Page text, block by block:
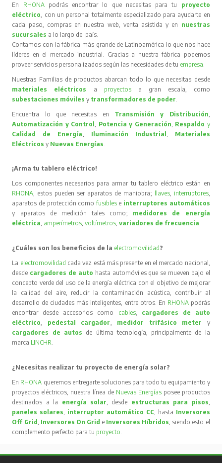
En RHONA podrás encontrar lo que necesitas para tu proyecto
eléctrico , con un personal totalmente especializado para ayudarte en
cada paso, compras en nuestra web, venta asistida y en nuestras
sucursales a lo largo del país.
Contamos con la fábrica más grande de Latinoamérica lo que nos hace
líderes en el mercado industrial. Gracias a nuestra fábrica podemos
proveer servicios personalizados según las necesidades de tu empresa
Nuestras Familias de productos abarcan todo lo que necesitas desde
materiales eléctricos
a proyectos
a gran escala, como
subestaciones móvilesy transformadores de poder
Encuentra lo que necesitas en Transmisión y Distribución
Automatización y Control
Potencia y Generación Respaldo y
Calidad de Energía
Iluminación Industrial
Materiales
Eléctricos y Nuevas Energías
¡Arma tu tablero eléctrico!
Los componentes necesarios para armar tu tablero eléctrico están en
RHONA , estos pueden ser aparatos de maniobra; llaves, interruptores,
aparatos de protección comofusibles e interruptores automáticos
y aparatos de medición tales como; medidores de energía
eléctrica amperímetros ,voltímetros ,variadores de frecuencia
¿Cuáles son los beneficios de la electromovilidad?
La electromovilidad cada vez está más presente en el mercado nacional,
desde cargadores de auto hasta automóviles que se mueven bajo el
concepto verde del uso de la energía eléctrica con el objetivo de mejorar
la calidad del aire, reducir la contaminación acústica, contribuir al
desarrollo de ciudades más inteligentes, entre otros. En RHONA podrás
encontrar desde accesorios como cables, cargadores de auto
eléctrico
pedestal cargador medidor trifásico meter
y
cargadores de autos de última tecnología, principalmente de la
marca LINCHR
¿Necesitas realizar tu proyecto de energía solar?
En RHONA queremos entregarte soluciones para todo tu equipamiento y
proyectos eléctricos, nuestra línea de Nuevas Energíasposee productos
destinados a la energía solar , desde estructuras para pisos
paneles solares
interruptor automático CC, hasta Inversores
Off Grid Inversores On Grid e Inversores Híbridos , siendo esto el
complemento perfecto para tu proyecto